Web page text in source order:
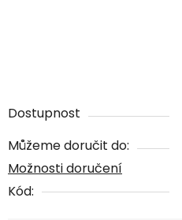
Dostupnost
Můžeme doručit do:
Možnosti doručení
Kód: